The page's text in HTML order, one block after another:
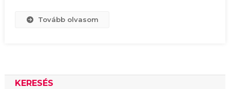
Tovább olvasom
KERESÉS